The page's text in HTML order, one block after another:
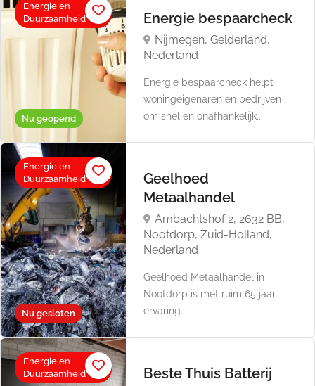
Nu geopend
Energie en
Duurzaamheid
Energie bespaarcheck
Nijmegen, Gelderland,
Nederland
Energie bespaarcheck helpt
woningeigenaren en bedrijven
om snel en onafhankelijk...
Nu gesloten
Energie en
Duurzaamheid
Geelhoed
Metaalhandel
Ambachtshof 2, 2632 BB,
Nootdorp, Zuid-Holland,
Nederland
Geelhoed Metaalhandel in
Nootdorp is met ruim 65 jaar
ervaring...
Energie en
Duurzaamheid
Beste Thuis Batterij